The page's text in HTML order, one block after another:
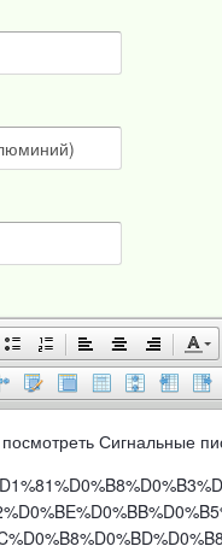
Сигнальные